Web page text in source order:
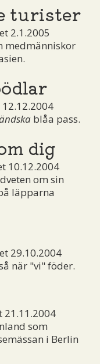
turister
2.1.2005
medmänniskor
blåa pass.
dig
10.12.2004
om sin
läpparna
29.10.2004
när "vi" föder.
21.11.2004
som
i Berlin